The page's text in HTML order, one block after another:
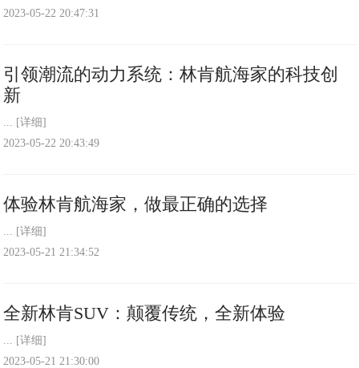
2023-05-22 20:47:31
引领潮流的动力系统：林肯航海家的科技创
新
... [详细]
2023-05-22 20:43:49
体验林肯航海家，做最正确的选择
... [详细]
2023-05-21 21:34:52
全新林肯SUV：颠覆传统，全新体验
... [详细]
2023-05-21 21:30:00